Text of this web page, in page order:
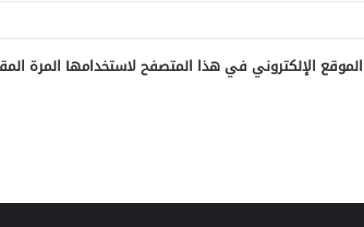
الإلكتروني في هذا المتصفح لاستخدامها المرة